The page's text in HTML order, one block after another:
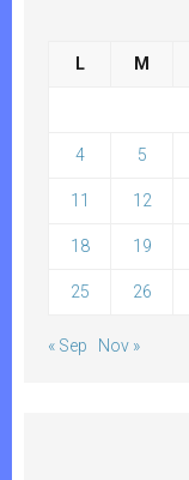
L M
4 5
11 12
18 19
25 26
« Sep Nov »